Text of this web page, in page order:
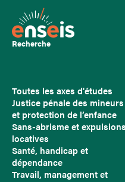
Recherche
Toutes les axes d'études
Justice pénale des mineurs
et protection de l’enfance
Sans-abrisme et expulsions
locatives
Santé, handicap et
dépendance
Travail, management et